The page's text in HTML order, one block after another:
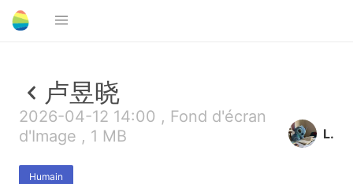
卢昱晓
2026-04-12 14:00 , Fond d'écran
d'Image , 1 MB
Humain
L.